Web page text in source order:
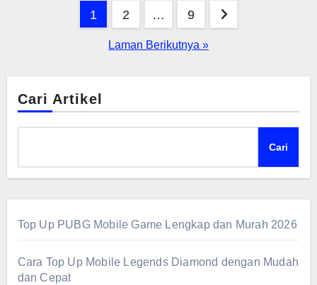
aplikasi ini udah terintegrasi dengan database
lembaga jadi datamu langsung tersimpan aman.
Enggak cuma cepat, sistem ini juga mengurangi
Buat yang belum nyobain, segera download biar
kerjaan makin efisien tanpa drama!
Paginasi
1 2 … 9
Laman Berikutnya »
Cari Artikel
Cari
Top Up PUBG Mobile Game Lengkap dan Murah 2026
Cara Top Up Mobile Legends Diamond dengan Mudah
dan Cepat